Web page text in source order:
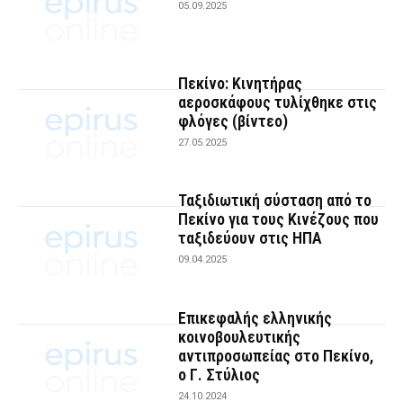
05.09.2025
Πεκίνο: Κινητήρας
αεροσκάφους τυλίχθηκε στις
φλόγες (βίντεο)
27.05.2025
Ταξιδιωτική σύσταση από το
Πεκίνο για τους Κινέζους που
ταξιδεύουν στις ΗΠΑ
09.04.2025
Επικεφαλής ελληνικής
κοινοβουλευτικής
αντιπροσωπείας στο Πεκίνο,
ο Γ. Στύλιος
24.10.2024